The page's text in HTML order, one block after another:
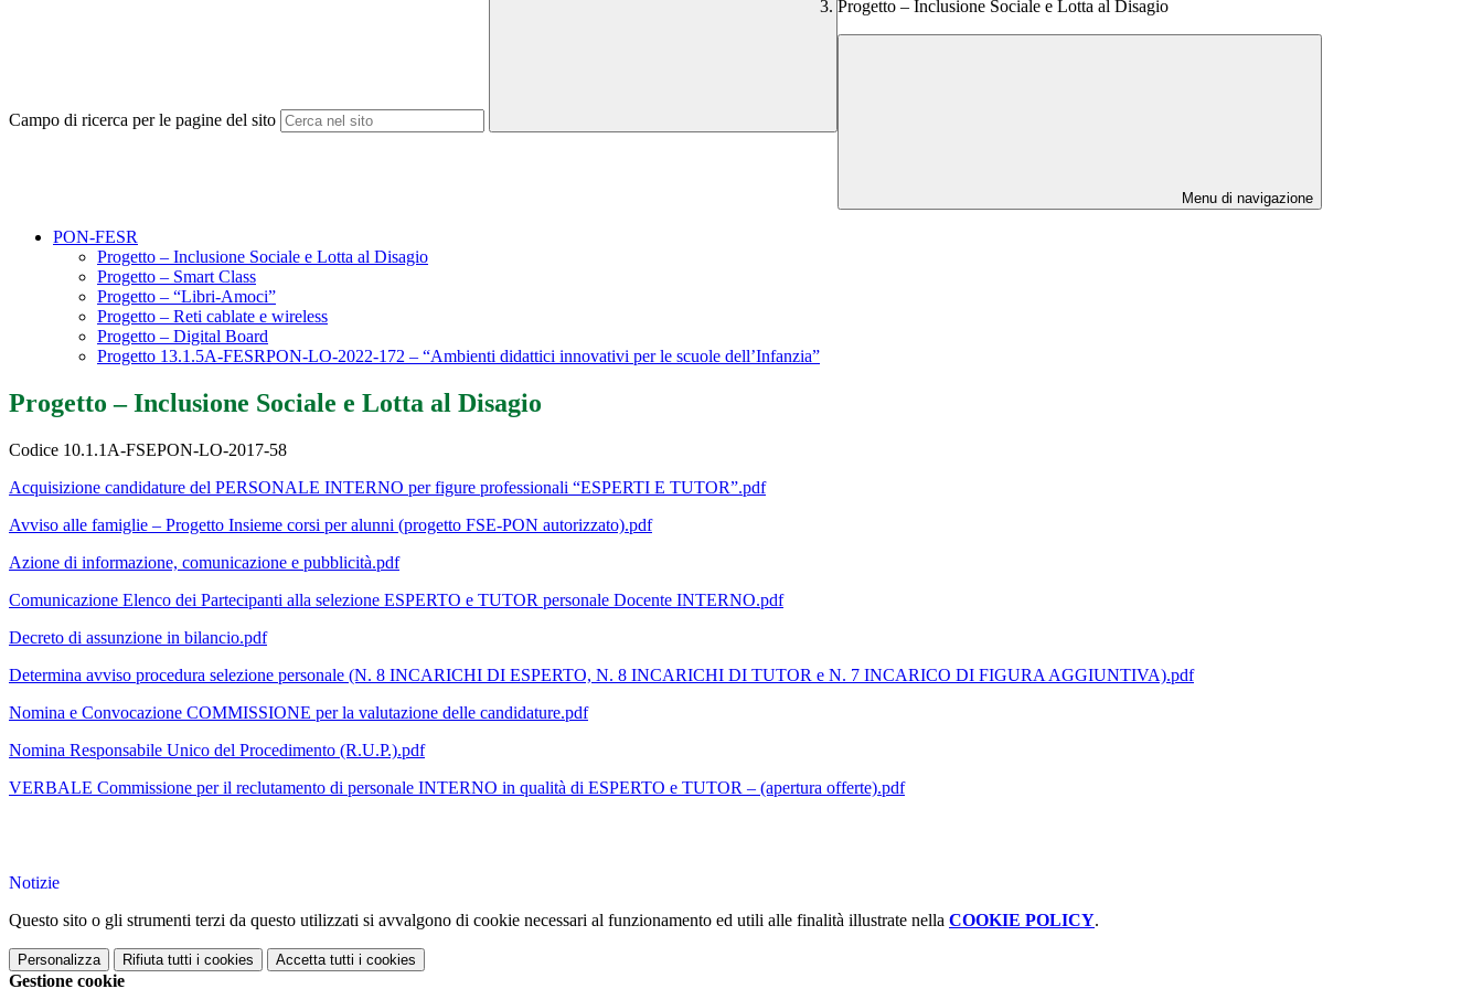
Campo di ricerca per le pagine del sito
Progetto – Inclusione Sociale e Lotta al Disagio
Menu di navigazione
PON-FESR
Progetto – Inclusione Sociale e Lotta al Disagio
Progetto – Smart Class
Progetto – “Libri-Amoci”
Progetto – Reti cablate e wireless
Progetto – Digital Board
Progetto 13.1.5A-FESRPON-LO-2022-172 – “Ambienti didattici innovativi per le scuole dell’Infanzia”
Progetto – Inclusione Sociale e Lotta al Disagio
Codice 10.1.1A-FSEPON-LO-2017-58
Acquisizione candidature del PERSONALE INTERNO per figure professionali “ESPERTI E TUTOR”.pdf
Avviso alle famiglie – Progetto Insieme corsi per alunni (progetto FSE-PON autorizzato).pdf
Azione di informazione, comunicazione e pubblicità.pdf
Comunicazione Elenco dei Partecipanti alla selezione ESPERTO e TUTOR personale Docente INTERNO.pdf
Decreto di assunzione in bilancio.pdf
Determina avviso procedura selezione personale (N. 8 INCARICHI DI ESPERTO, N. 8 INCARICHI DI TUTOR e N. 7 INCARICO DI FIGURA AGGIUNTIVA).pdf
Nomina e Convocazione COMMISSIONE per la valutazione delle candidature.pdf
Nomina Responsabile Unico del Procedimento (R.U.P.).pdf
VERBALE Commissione per il reclutamento di personale INTERNO in qualità di ESPERTO e TUTOR – (apertura offerte).pdf
Notizie
Questo sito o gli strumenti terzi da questo utilizzati si avvalgono di cookie necessari al funzionamento ed utili alle finalità illustrate nella COOKIE POLICY.
Personalizza Rifiuta tutti i cookies Accetta tutti i cookies
Gestione cookie